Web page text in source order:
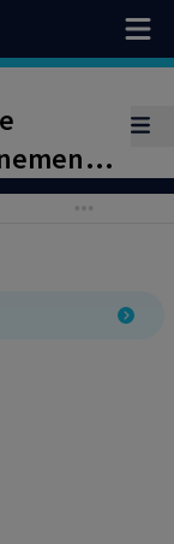
aan de
niet
en de